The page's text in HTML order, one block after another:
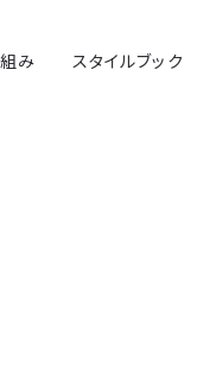
み スタイルブック